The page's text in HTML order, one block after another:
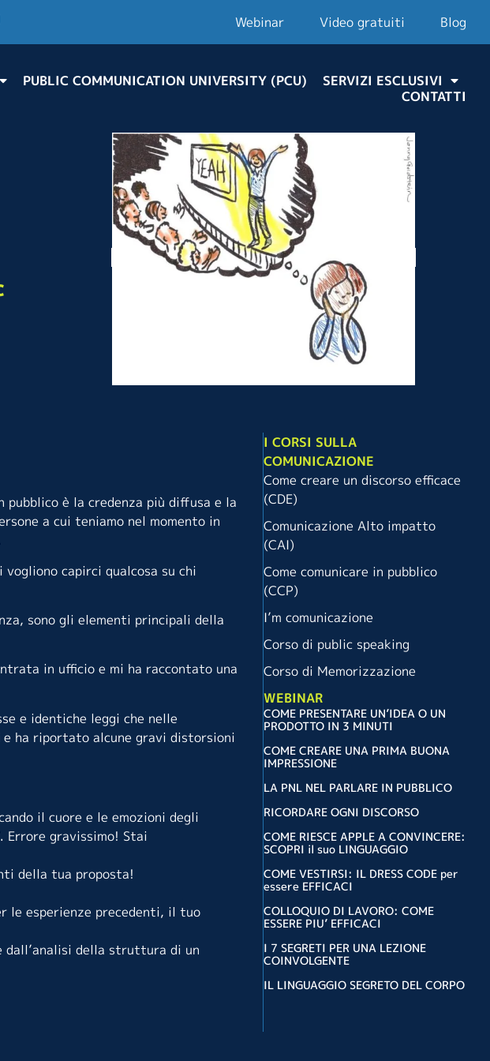
Webinar Video gratuiti Blog
PUBLIC COMMUNICATION UNIVERSITY (PCU)
SERVIZI ESCLUSIVI
CONTATTI
pubblico è la credenza più diffusa e la
a cui teniamo nel momento in
capirci qualcosa su chi
sono gli elementi principali della
in ufficio e mi ha raccontato una
e identiche leggi che nelle
ha riportato alcune gravi distorsioni
il cuore e le emozioni degli
gravissimo! Stai
della tua proposta!
le esperienze precedenti, il tuo
della struttura di un
I CORSI SULLA
COMUNICAZIONE
Come creare un discorso efficace
(CDE)
Comunicazione Alto impatto
(CAI)
Come comunicare in pubblico
(CCP)
I’m comunicazione
Corso di public speaking
Corso di Memorizzazione
WEBINAR
COME PRESENTARE UN’IDEA O UN
PRODOTTO IN 3 MINUTI
COME CREARE UNA PRIMA BUONA
IMPRESSIONE
LA PNL NEL PARLARE IN PUBBLICO
RICORDARE OGNI DISCORSO
COME RIESCE APPLE A CONVINCERE:
SCOPRI il suo LINGUAGGIO
COME VESTIRSI: IL DRESS CODE per
essere EFFICACI
COLLOQUIO DI LAVORO: COME
ESSERE PIU’ EFFICACI
I 7 SEGRETI PER UNA LEZIONE
COINVOLGENTE
IL LINGUAGGIO SEGRETO DEL CORPO